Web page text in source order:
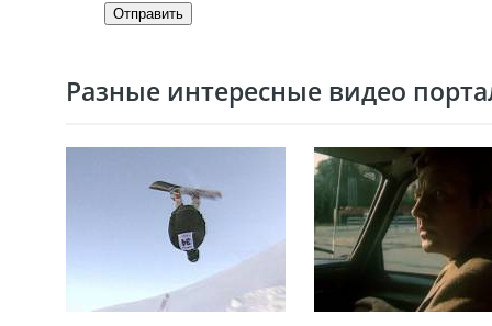
Отправить
Разные интересные видео